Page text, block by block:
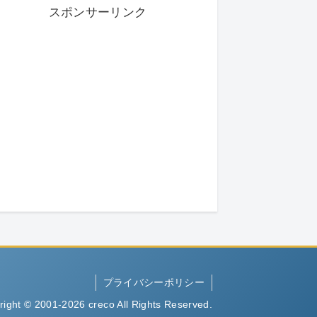
スポンサーリンク
プライバシーポリシー
© 2001-2026 creco All Rights Reserved.